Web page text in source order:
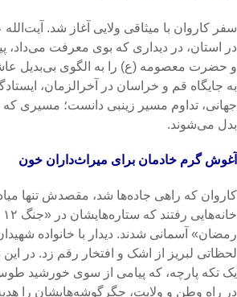
سفر کاروان با میثاقی ولایی آغاز شد. آیت‌الله
در استان، در دیداری که بوی معرفت می‌داد،
و حضرت معصومه (ع) را به الگوی بی‌بدیل
به جایگاه قم و خراسان در آخرالزمان،
جهانی، تداوم مسیر زینبی دانست؛ مسیری که
بدل می‌شوند.
آغوش گرم خادمان برای میراث‌داران خون
کاروان که راهی جاده‌ها شد، مقصدش تنها
رمضان» آسمانی شدند. دیدار با خانواده
لحظاتی لبریز از اشک و افتخار رقم زد. در این
یک تکه پارچه، که پیامی از سوی خورشید
در راه وطن و ولایت، جگرگوشه‌هایشان را